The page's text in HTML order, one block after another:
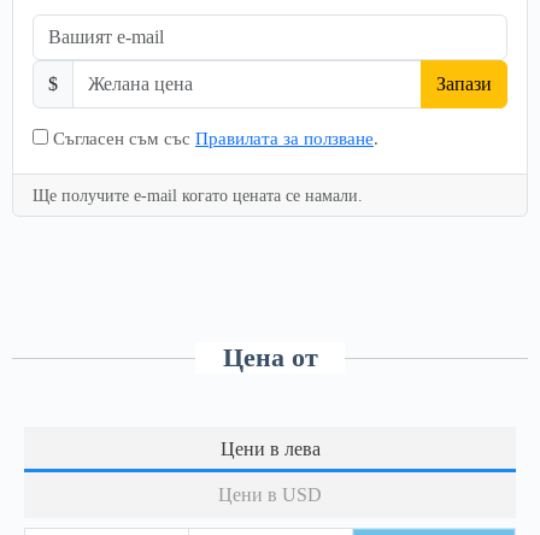
$ Запази
Съгласен съм със Правилата за ползване.
Ще получите e-mail когато цената се намали.
Цена от
Цени в лева
Цени в USD